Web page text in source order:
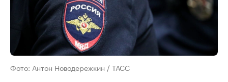
Фото: Антон Новодережкин / ТАСС